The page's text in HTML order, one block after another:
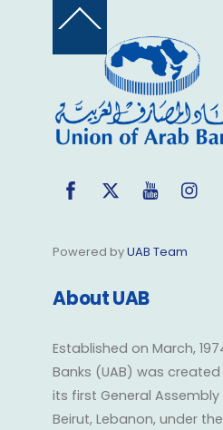
Back
Top
Facebook
Twitter YouTube
Powered byUAB Team
About UAB
Established on March,
Banks (UAB) was
its first General
Beirut, Lebanon, under